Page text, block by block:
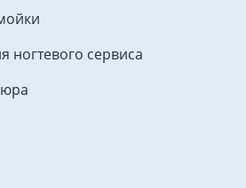
ногтевого сервиса